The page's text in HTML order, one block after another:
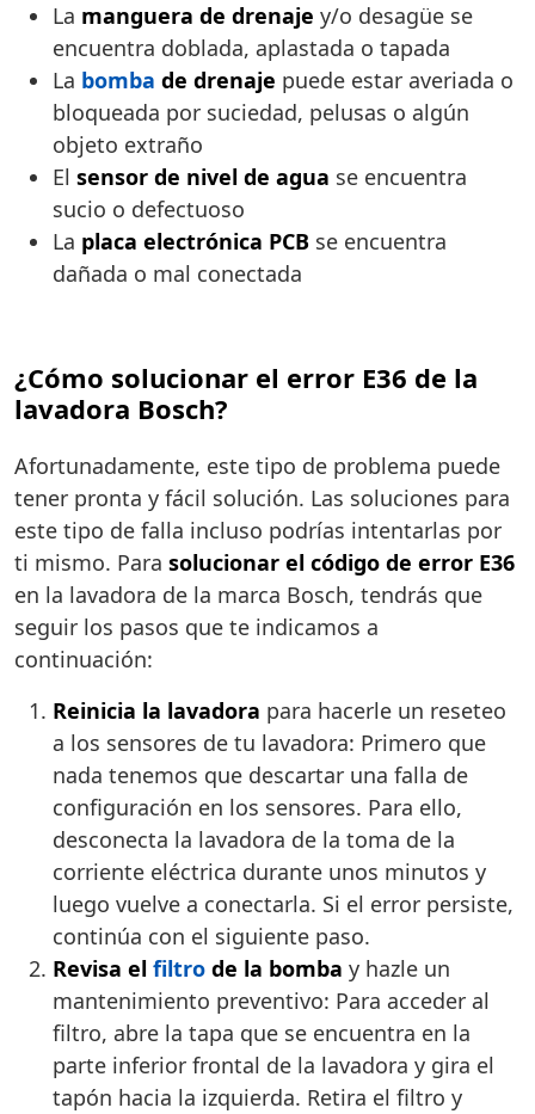
La manguera de drenaje y/o desagüe se
encuentra doblada, aplastada o tapada
La bomba de drenaje puede estar averiada o
bloqueada por suciedad, pelusas o algún
objeto extraño
El sensor de nivel de agua se encuentra
sucio o defectuoso
La placa electrónica PCB se encuentra
dañada o mal conectada
¿Cómo solucionar el error E36 de la
lavadora Bosch?
Afortunadamente, este tipo de problema puede
tener pronta y fácil solución. Las soluciones para
este tipo de falla incluso podrías intentarlas por
ti mismo. Para solucionar el código de error E36
en la lavadora de la marca Bosch, tendrás que
seguir los pasos que te indicamos a
continuación:
Reinicia la lavadora para hacerle un reseteo
a los sensores de tu lavadora: Primero que
nada tenemos que descartar una falla de
configuración en los sensores. Para ello,
desconecta la lavadora de la toma de la
corriente eléctrica durante unos minutos y
luego vuelve a conectarla. Si el error persiste,
continúa con el siguiente paso.
Revisa el filtro de la bomba y hazle un
mantenimiento preventivo: Para acceder al
filtro, abre la tapa que se encuentra en la
parte inferior frontal de la lavadora y gira el
tapón hacia la izquierda. Retira el filtro y